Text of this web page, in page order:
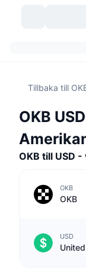
Verkliga
Antal
BNBs
Signaler
Trendar
Ny
Meme-
Börser
Centraliserade
Spot
Community
Feed
Lives
Krypto-API
Produkter
Tillbaka till
OKB
OKB till USD
OKB
OKB
USD